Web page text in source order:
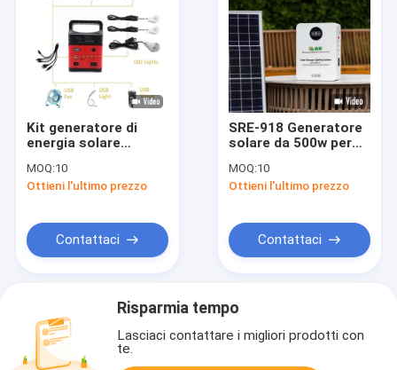
Kit generatore di
energia solare
Luci di emergenza
blu con pannello
MOQ:10
Ottieni l'ultimo prezzo
Contattaci
SRE-918 Generatore
solare da 500w per
pannello
monocristallino
MOQ:10
Ottieni l'ultimo prezzo
Contattaci
Risparmia tempo
Lasciaci contattare i migliori prodotti con
te.